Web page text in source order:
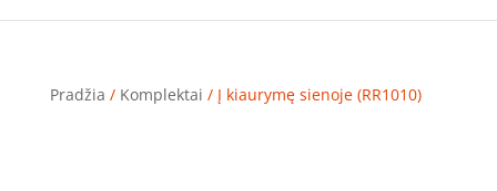
Pradžia / Komplektai / Į kiaurymę sienoje (RR1010)